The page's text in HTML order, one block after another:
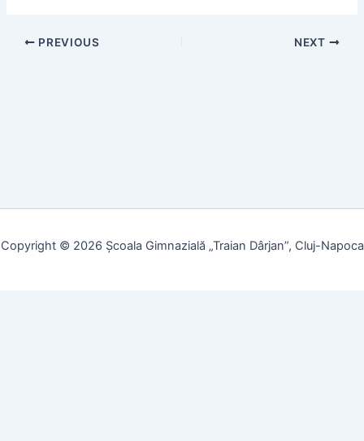
PREVIOUS NEXT
Copyright © 2026 Școala Gimnazială „Traian Dârjan”, Cluj-Napoca